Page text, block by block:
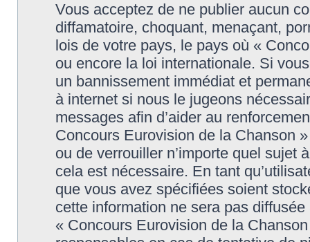
Vous acceptez de ne publier aucun
diffamatoire, choquant, menaçant,
lois de votre pays, le pays où «
ou encore la loi internationale. Si
un bannissement immédiat et
à internet si nous le jugeons
messages afin d’aider au
Concours Eurovision de la Chanson
ou de verrouiller n’importe quel sujet
cela est nécessaire. En tant
que vous avez spécifiées soient
cette information ne sera pas
« Concours Eurovision de la